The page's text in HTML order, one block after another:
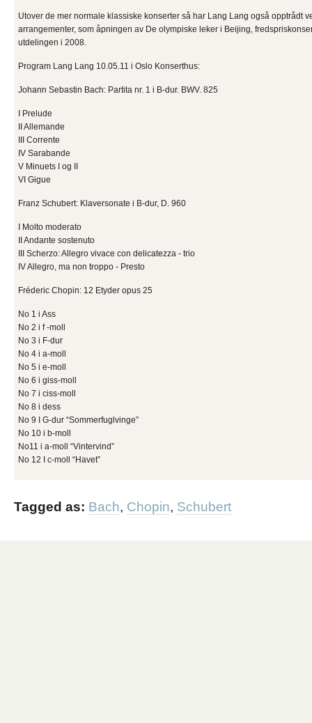
Utover de mer normale klassiske konserter så har Lang Lang også opptrådt
arrangementer, som åpningen av De olympiske leker i Beijing,
utdelingen i 2008.
Program Lang Lang 10.05.11 i Oslo Konserthus:
Johann Sebastin Bach: Partita nr. 1 i B-dur. BWV. 825
I Prelude
II Allemande
III Corrente
IV Sarabande
V Minuets I og II
VI Gigue
Franz Schubert: Klaversonate i B-dur, D. 960
I Molto moderato
II Andante sostenuto
III Scherzo: Allegro vivace con delicatezza - trio
IV Allegro, ma non troppo - Presto
Fréderic Chopin: 12 Etyder opus 25
No 1 i Ass
No 2 i f -moll
No 3 i F-dur
No 4 i a-moll
No 5 i e-moll
No 6 i giss-moll
No 7 i ciss-moll
No 8 i dess
No 9 I G-dur “Sommerfuglvinge”
No 10 i b-moll
No11 i a-moll “Vintervind”
No 12 I c-moll “Havet”
Tagged as: Bach, Chopin, Schubert